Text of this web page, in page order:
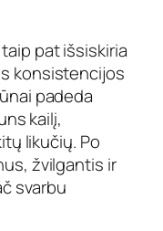
taip pat išsiskiria
konsistencijos
padeda
kailį,
likučių. Po
žvilgantis ir
svarbu